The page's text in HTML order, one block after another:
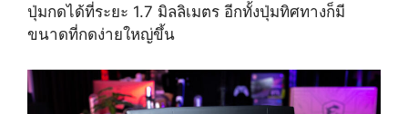
ปุ่มกดได้ที่ระยะ 1.7 มิลลิเมตร อีกทั้งปุ่มทิศทางก็มี
ขนาดที่กดง่ายใหญ่ขึ้น